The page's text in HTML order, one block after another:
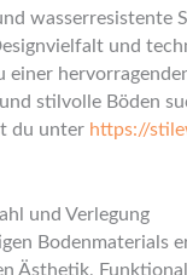
wasserresistente
und
einer
stilvolle Böden
du unter https://
und Verlegung
Bodenmaterials
Ästhetik,